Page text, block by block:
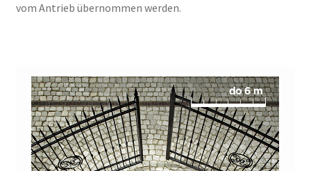
vom Antrieb übernommen werden.